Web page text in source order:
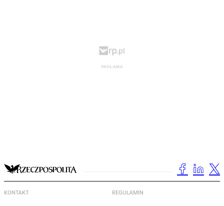
KONTAKT REGULAMIN